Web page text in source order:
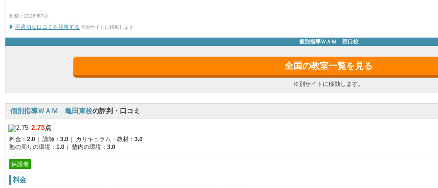
投稿：2026年7月
不適切な口コミを報告する ※別サイトに移動します
個別指導ＷＡＭ 野口校
全国の教室一覧を見る
※別サイトに移動します。
個別指導ＷＡＭ 亀田東校の評判・口コミ
2.75点
料金： 2.0 講師： 3.0 カリキュラム・教材： 3.0
塾の周りの環境： 1.0 塾内の環境： 3.0
保護者
料金